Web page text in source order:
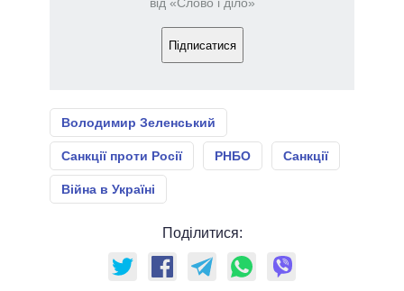
від «Слово і діло»
Підписатися
Володимир Зеленський
Санкції проти Росії РНБО Санкції
Війна в Україні
Поділитися: